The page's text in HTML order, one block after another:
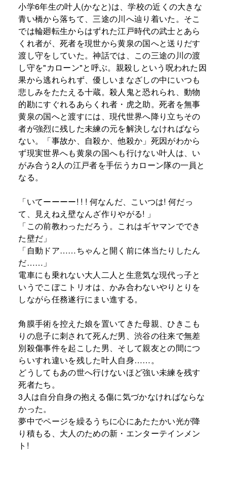
小学6年生の叶人(かなと)は、学校の近くの大きな
青い橋から落ちて、三途の川へ辿り着いた。そこ
では輪廻転生からはずれた江戸時代の武士とあら
くれ者が、死者を現世から黄泉の国へと送りだす
渡し守をしていた。神話では、この三途の川の渡
し守を"カローン"と呼ぶ。親殺しという呪われた因
果から逃れられず、優しいまなざしの中にいつも
悲しみをたたえる十蔵。殺人鬼と恐れられ、動物
的勘にすぐれるあらくれ者・虎之助。死者を無事
黄泉の国へと渡すには、現代世界へ降り立ちその
者が強烈に残した未練の元を解決しなければなら
ない。「事故か、自殺か、他殺か」死因がわから
ず現実世界へも黄泉の国へも行けない叶人は、い
がみ合う2人の江戸者を手伝うカローン隊の一員と
なる。
「いてーーーー! ! ! 何なんだ、こいつは! 何だっ
て、見えねえ壁なんざ作りやがる! 」
「この前教わっただろう。これはギヤマンででき
た壁だ」
「自動ドア……ちゃんと開く前に体当たりしたん
だ……」
電車にも乗れない大人二人と生意気な現代っ子と
いうでこぼこトリオは、かみ合わないやりとりを
しながら任務遂行にまい進する。
角膜手術を控えた娘を置いてきた母親、ひきこも
りの息子に刺されて死んだ男、渋谷の往来で無差
別殺傷事件を起こした男、そして親友との間につ
らいすれ違いを残した叶人自身……。
どうしてもあの世へ行けないほど強い未練を残す
死者たち。
3人は自分自身の抱える傷に気づかなければならな
かった。
夢中でページを繰るうちに心にあたたかい光が降
り積もる、大人のための新・エンターテインメン
ト!